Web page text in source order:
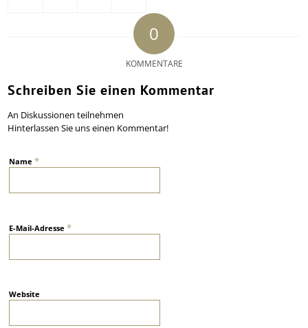
0
KOMMENTARE
Schreiben Sie einen Kommentar
An Diskussionen teilnehmen
Hinterlassen Sie uns einen Kommentar!
Name*
E-Mail-Adresse*
Website